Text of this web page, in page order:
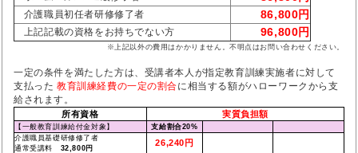
介護職員初任者研修修了者 86,800円
上記記載の資格をお持ちでない方 96,800円
※上記以外の費用はかかりません。不明点はお問い合わせください。
一定の条件を満たした方は、受講者本人が指定教育訓練実施者に対して
支払った 教育訓練経費の一定の割合に相当する額がハローワークから支
給されます。
所有資格 実質負担額
【一般教育訓練給付金対象】 支給割合20%
介護職員基礎研修修了者
通常受講料 32,800円
26,240円